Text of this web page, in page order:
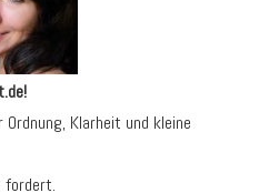
Klarheit und kleine